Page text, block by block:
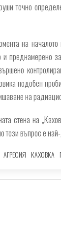
точно
на
подобен
на
стена на
този въпрос е
АГРЕСИЯ КАХОВКА